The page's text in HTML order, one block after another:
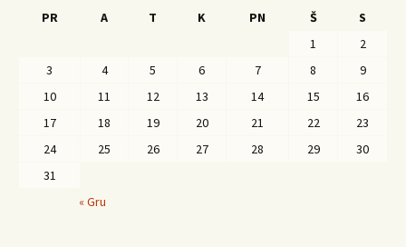
PR
A T K PN Š
S
1
2
3
4 5 6 7 8
9
10
11 12 13 14 15
16
17
18 19 20 21 22
23
24
25 26 27 28 29
30
31
« Gru